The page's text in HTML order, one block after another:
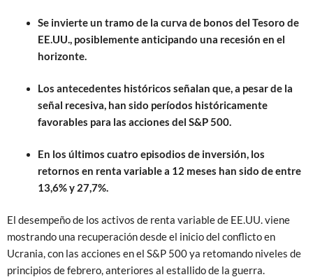
Se invierte un tramo de la curva de bonos del Tesoro de
EE.UU., posiblemente anticipando una recesión en el
horizonte.
Los antecedentes históricos señalan que, a pesar de la
señal recesiva, han sido períodos históricamente
favorables para las acciones del S&P 500.
En los últimos cuatro episodios de inversión, los
retornos en renta variable a 12 meses han sido de entre
13,6% y 27,7%.
El desempeño de los activos de renta variable de EE.UU. viene
mostrando una recuperación desde el inicio del conflicto en
Ucrania, con las acciones en el S&P 500 ya retomando niveles de
principios de febrero, anteriores al estallido de la guerra.